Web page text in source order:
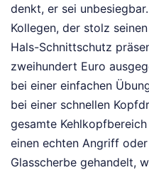
denkt, er sei
Kollegen, der stolz
Hals-Schnittschutz
zweihundert Euro
bei einer einfachen
bei einer schnellen
gesamte
einen echten Angriff
Glasscherbe gehandelt,